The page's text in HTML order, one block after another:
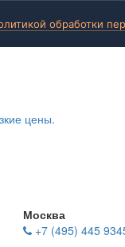
обработки
цены.
Москва
+7 (495) 445